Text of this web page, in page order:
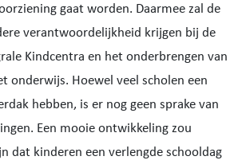
gaat worden. Daarmee zal de
verantwoordelijkheid krijgen bij de
Kindcentra en het onderbrengen van
onderwijs. Hoewel veel scholen een
hebben, is er nog geen sprake van
Een mooie ontwikkeling zou
dat kinderen een verlengde schooldag